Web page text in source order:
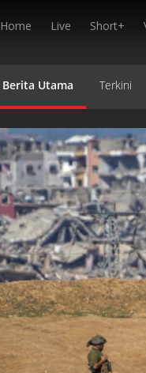
Home Live Short+
Berita Utama Terkini